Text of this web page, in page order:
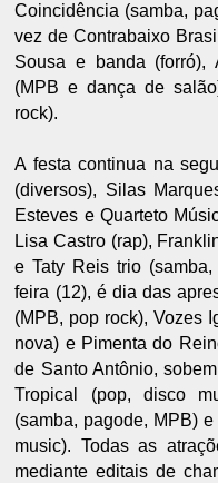
Coincidência (samba,
vez de Contrabaixo
Sousa e banda (forró),
(MPB e dança de
rock).
A festa continua na
(diversos), Silas
Esteves e Quarteto
Lisa Castro (rap),
e Taty Reis trio
feira (12), é dia das
(MPB, pop rock), Vozes
nova) e Pimenta do
de Santo Antônio,
Tropical (pop, disco
(samba, pagode, MPB)
music). Todas as
mediante editais de